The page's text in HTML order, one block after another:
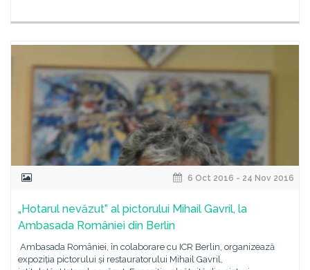
6 Oct 2016 - 24 Nov 2016
„Hotarul nevăzut” al pictorului Mihail Gavril, la
Ambasada României din Berlin
Ambasada României, în colaborare cu ICR Berlin, organizează
expoziția pictorului și restauratorului Mihail Gavril,